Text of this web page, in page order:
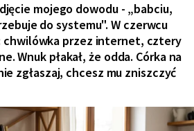
mojego dowodu - „babciu,
do systemu". W czerwcu
chwilówka przez internet, cztery
Wnuk płakał, że odda. Córka na
zgłaszaj, chcesz mu zniszczyć